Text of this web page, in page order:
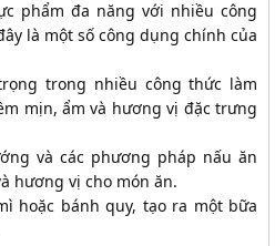
phẩm đa năng với nhiều công
là một số công dụng chính của
trong nhiều công thức làm
mịn, ẩm và hương vị đặc trưng
và các phương pháp nấu ăn
hương vị cho món ăn.
hoặc bánh quy, tạo ra một bữa